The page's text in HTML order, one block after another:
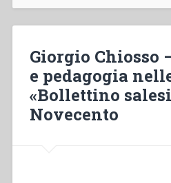
(1880-
1922).
Istanze
attuazioni
Giorgio Chiosso
e pedagogia
«Bollettino
Novecento